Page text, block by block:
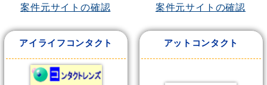
案件元サイトの確認 案件元サイトの確認
アイライフコンタクト アットコンタクト